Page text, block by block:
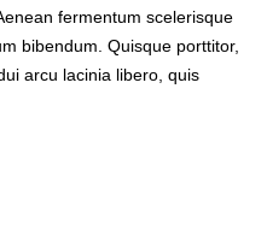
fermentum scelerisque
bibendum. Quisque porttitor,
arcu lacinia libero, quis